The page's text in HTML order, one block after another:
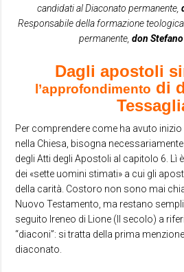
candidati al Diaconato permanente,
Responsabile della formazione
permanente,don
Dagli apostoli
l’approfondimento di
Per comprendere come ha avuto
nella Chiesa, bisogna
degli Atti degli Apostoli al capitolo 6. Lì
dei «sette uomini stimati» a cui gli
della carità. Costoro non sono mai
Nuovo Testamento, ma restano
seguito Ireneo di Lione (II secolo) a
“diaconi”: si tratta della prima
diaconato.